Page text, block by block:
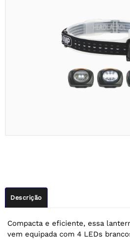
Descrição
Compacta e eficiente, essa
vem equipada com 4 LEDs